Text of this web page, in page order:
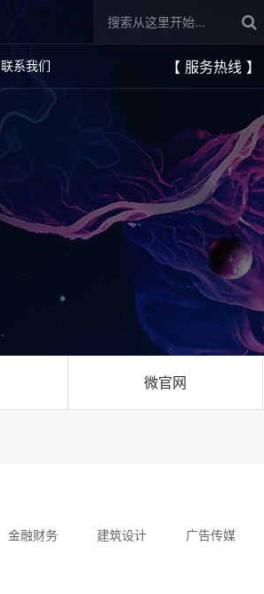
联系我们 【 服务热线 】
微官网
金融财务 建筑设计 广告传媒